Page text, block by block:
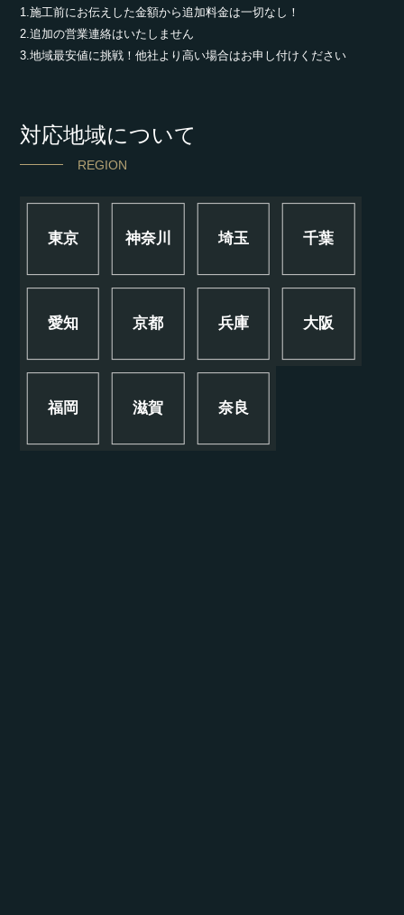
1.施工前にお伝えした金額から追加料金は一切なし！
2.追加の営業連絡はいたしません
3.地域最安値に挑戦！他社より高い場合はお申し付けください
対応地域について
REGION
東京 神奈川 埼玉 千葉
愛知 京都 兵庫 大阪
福岡 滋賀 奈良